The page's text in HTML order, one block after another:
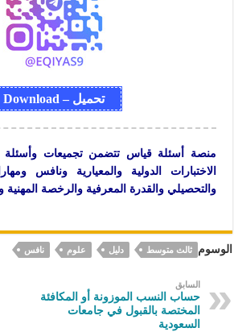
تحميل – Download
منصة أسئلة قياس تتضمن تجميعات وأسئلة
الاختبارات الدولية والمعيارية ونافس
والتحصيلي والقدرة المعرفية والرخصة
الوسوم ثالث متوسط دليل علوم نافس
السابق
حساب النسب الموزونة أو المكافئة
المختصة بالقبول في جامعات
السعودية